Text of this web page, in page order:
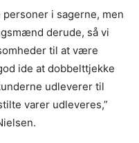
i sagerne, men
derude, så vi
til at være
ide at dobbelttjekke
udleverer til
varer udleveres,”